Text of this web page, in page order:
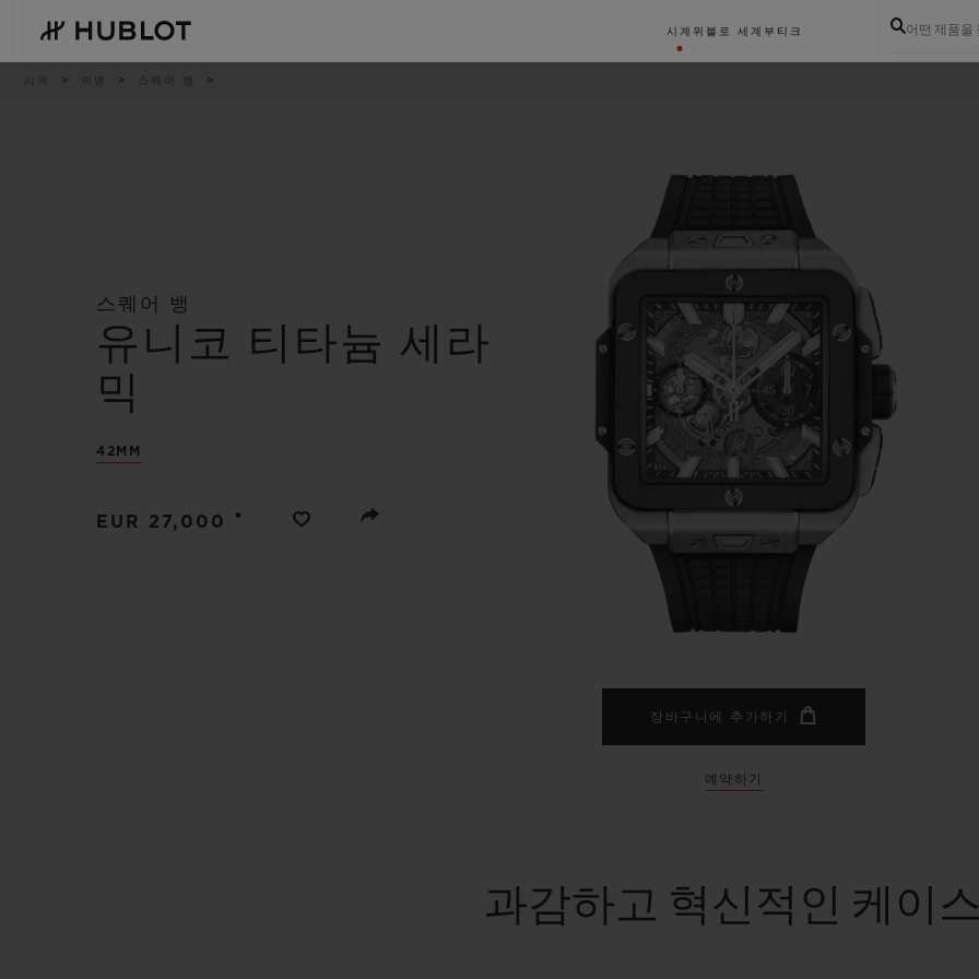
main
content
시계 위블로 세계 부티크 어떤 제품을
이시계 빅뱅 스퀘어 뱅
스퀘어 뱅
유니코 티타늄 세라
믹
42MM
EUR 27,000 •
장바구니에 추가하기
예약하기
과감하고 혁신적인 케이스
썸머 멀티 컬러 세라믹
스피릿 오브 빅뱅
온라인 익스클루시브